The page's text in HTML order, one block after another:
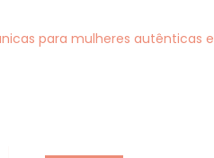
para mulheres autênticas e